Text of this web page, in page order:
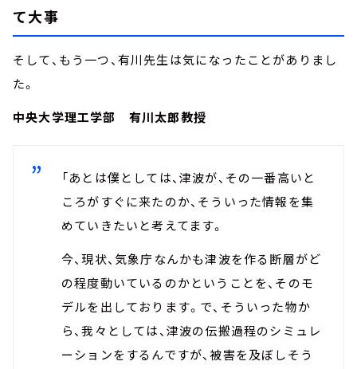
て大事
そして、もう一つ、有川先生は気になったことがありまし
た。
中央大学理工学部 有川太郎教授
「あとは僕としては、津波が、その一番高いと
ころがすぐに来たのか、そういった情報を集
めていきたいと考えてます。
今、現状、気象庁なんかも津波を作る断層がど
の程度動いているのかということを、そのモ
デルを出しております。で、そういった物か
ら、我々としては、津波の伝搬過程のシミュレ
ーションをするんですが、被害を及ぼしそう